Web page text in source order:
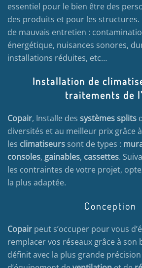
essentiel pour le bien être des
des produits et pour les structures.
de mauvais entretien :
énergétique, nuisances sonores,
installations réduites, etc…
Installation de
traitements de
Copair, Installe des systèmes splits
diversités et au meilleur prix grâce
les climatiseurs sont de types :
consoles, gainables, cassettes.
les contraintes de votre projet,
la plus adaptée.
Conception
Copair peut s’occuper pour vous
remplacer vos réseaux grâce à son
définit avec la plus grande